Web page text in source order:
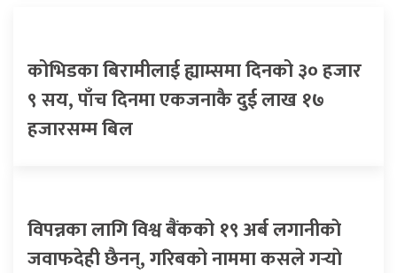
कोभिडका बिरामीलाई ह्याम्समा दिनको ३० हजार
९ सय, पाँच दिनमा एकजनाकै दुई लाख १७
हजारसम्म बिल
विपन्नका लागि विश्व बैंकको १९ अर्ब लगानीकाे
जवाफदेही छैनन्, गरिबको नाममा कसले गर्‍याे